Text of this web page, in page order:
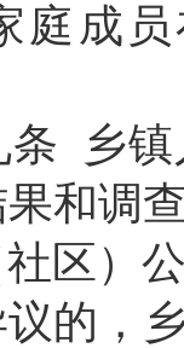
庭成
条 乡
和调
区）
的，